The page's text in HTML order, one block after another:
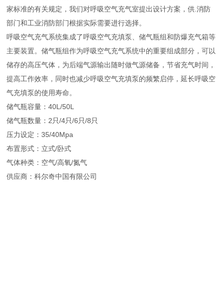
家标准的有关规定，我们对呼吸空气充气室提出设计方案，供.消防
部门和工业消防部门根据实际需要进行选择。
呼吸空气充气系统集成了呼吸空气充填泵、储气瓶组和防爆充气箱等
主要装置。储气瓶组作为呼吸空气充气系统中的重要组成部分，可以
储存的高压气体，为后端气源输出随时做气源储备，节省充气时间，
提高工作效率，同时也减少呼吸空气充填泵的频繁启停，延长呼吸空
气充填泵的使用寿命。
储气瓶容量：40L/50L
储气瓶数量：2只/4只/6只/8只
压力设定：35/40Mpa
布置形式：立式/卧式
气体种类：空气/高氧/氮气
供应商：科尔奇中国有限公司